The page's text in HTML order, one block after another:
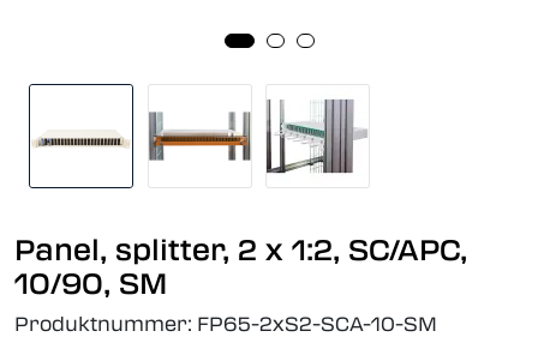
Panel, splitter, 2 x 1:2, SC/APC,
10/90, SM
Produktnummer: FP65-2xS2-SCA-10-SM